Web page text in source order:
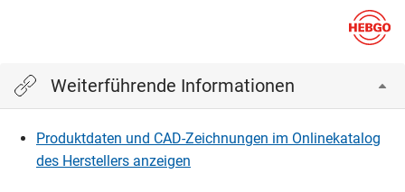
Weiterführende Informationen
Produktdaten und CAD-Zeichnungen im Onlinekatalog
des Herstellers anzeigen